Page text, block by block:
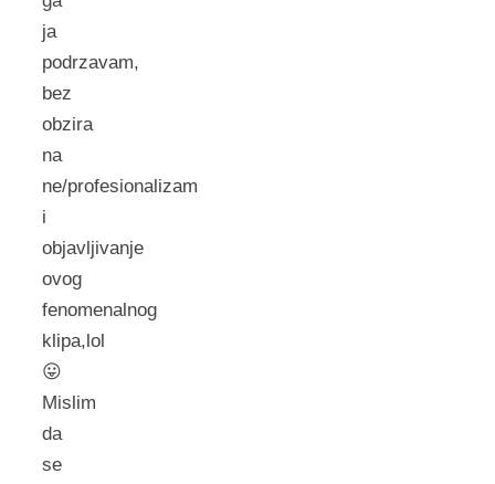
ja
podrzavam,
bez
obzira
na
ne/profesionalizam
i
objavljivanje
ovog
fenomenalnog
klipa,lol
😛
Mislim
da
se